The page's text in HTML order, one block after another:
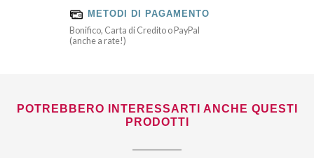
METODI DI PAGAMENTO
Bonifico, Carta di Credito o PayPal
(anche a rate!)
POTREBBERO INTERESSARTI ANCHE QUESTI
PRODOTTI